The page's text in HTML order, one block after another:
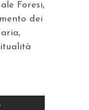
Foresi,
dei
,